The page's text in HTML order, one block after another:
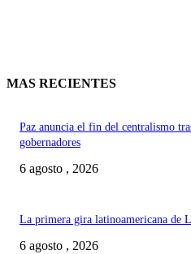
MAS RECIENTES
Paz anuncia el fin del centralismo
gobernadores
6 agosto , 2026
La primera gira latinoamericana de
6 agosto , 2026